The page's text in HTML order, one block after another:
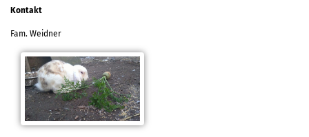
Kontakt
Fam. Weidner